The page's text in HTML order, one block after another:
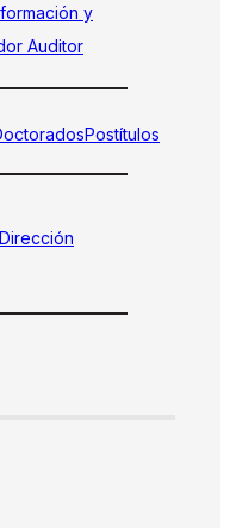
y
Auditor
Postítulos